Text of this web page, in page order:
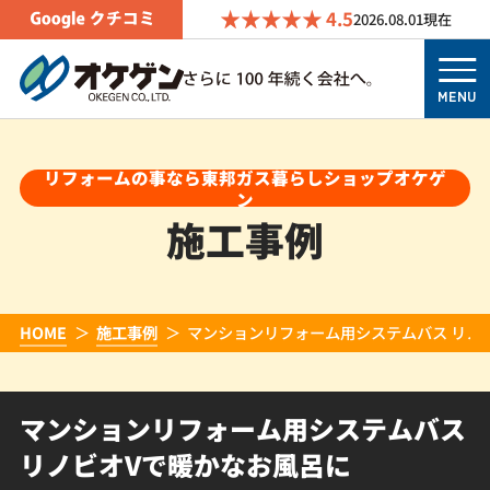
4.52026.08.01現在
MENU
リフォームの事なら東邦ガス暮らしショップオケゲ
ン
施工事例
HOME 施工事例 マンションリフォーム用システムバス リノ
マンションリフォーム用システムバス
リノビオVで暖かなお風呂に